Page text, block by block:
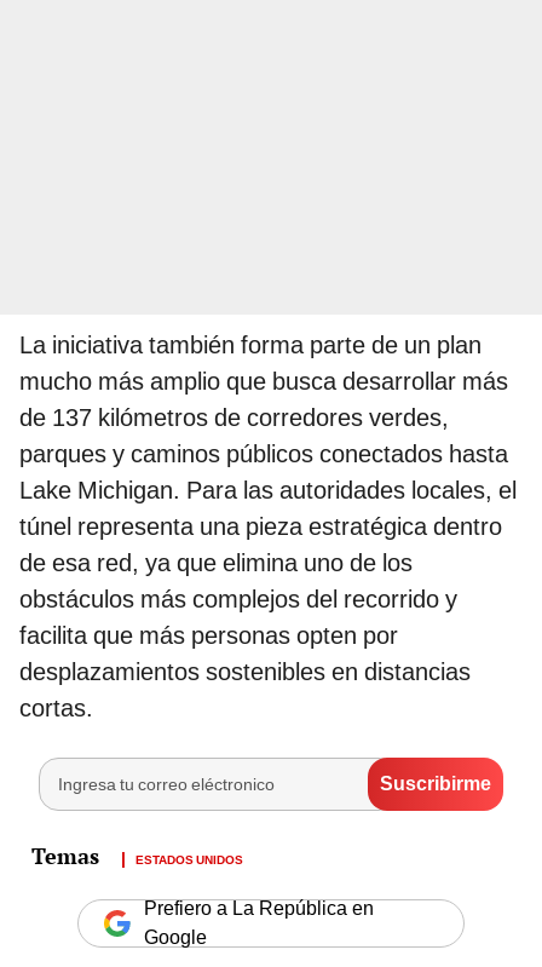
La iniciativa también forma parte de un plan
mucho más amplio que busca desarrollar más
de 137 kilómetros de corredores verdes,
parques y caminos públicos conectados hasta
Lake Michigan. Para las autoridades locales, el
túnel representa una pieza estratégica dentro
de esa red, ya que elimina uno de los
obstáculos más complejos del recorrido y
facilita que más personas opten por
desplazamientos sostenibles en distancias
cortas.
ESTADOS UNIDOS
Prefiero a La República en
Google